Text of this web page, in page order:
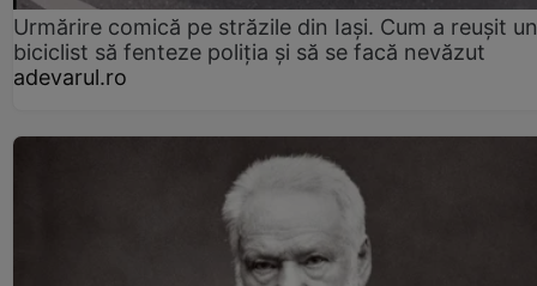
Urmărire comică pe străzile din Iași. Cum a reușit un
biciclist să fenteze poliția și să se facă nevăzut
adevarul.ro